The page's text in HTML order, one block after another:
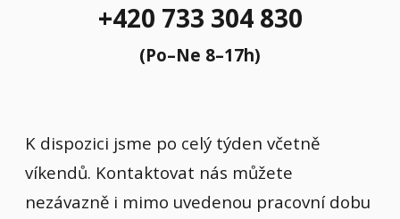
+420 733 304 830
(Po–Ne 8–17h)
K dispozici jsme po celý týden včetně
víkendů. Kontaktovat nás můžete
nezávazně i mimo uvedenou pracovní dobu